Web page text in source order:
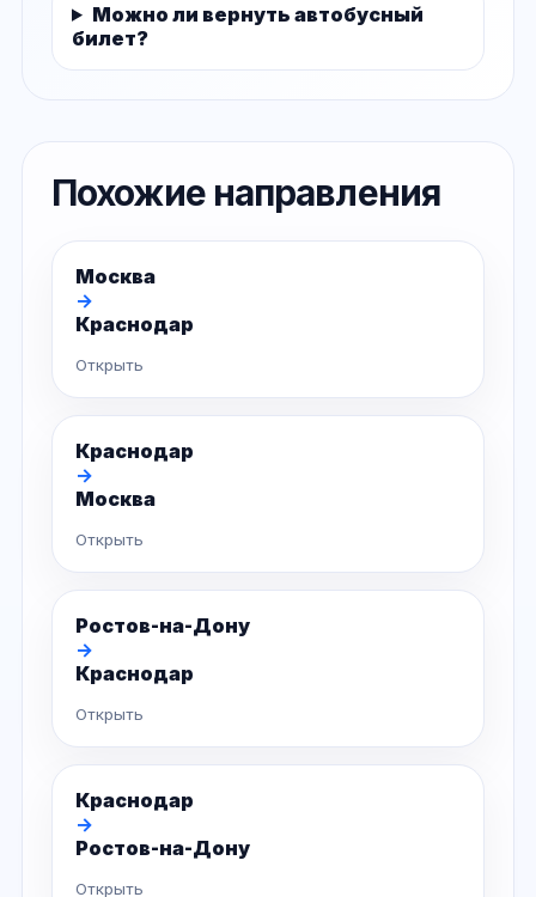
Можно ли вернуть автобусный
билет?
Похожие направления
Москва
→
Краснодар
Открыть
Краснодар
→
Москва
Открыть
Ростов-на-Дону
→
Краснодар
Открыть
Краснодар
→
Ростов-на-Дону
Открыть